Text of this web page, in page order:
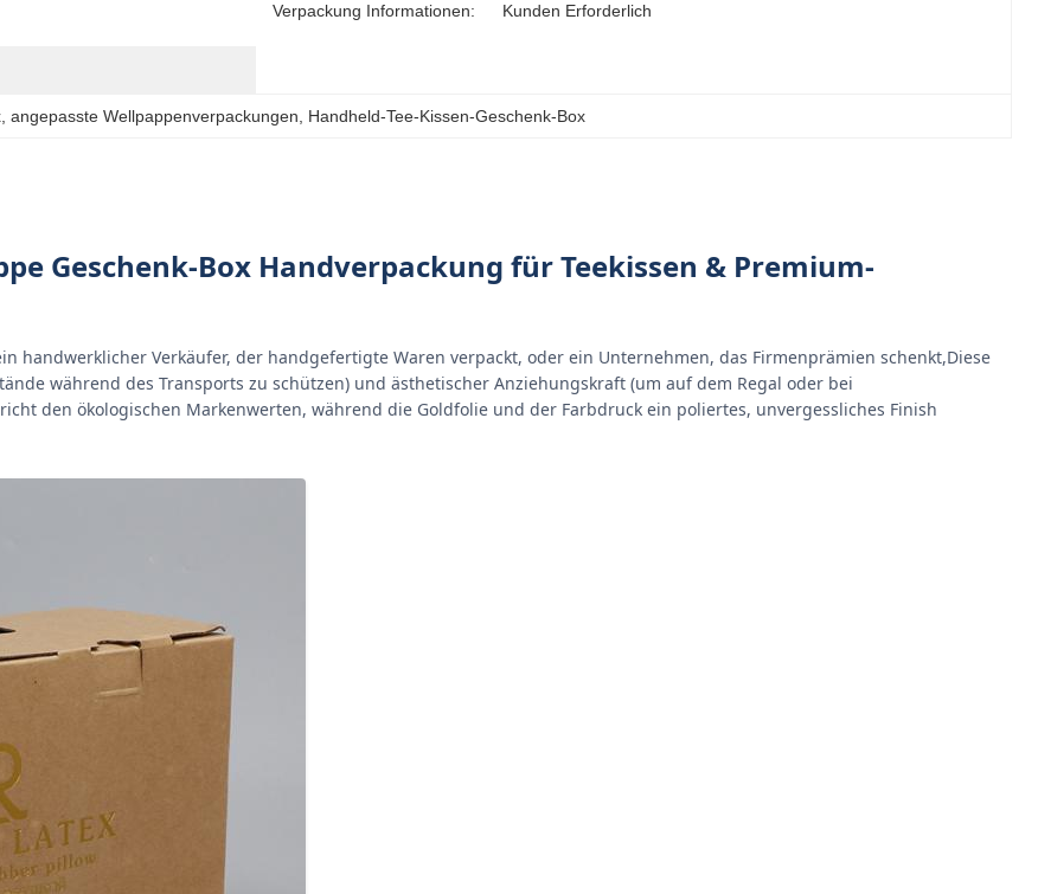
Verpackung Informationen: Kunden Erforderlich
angepasste Wellpappenverpackungen Handheld-Tee-Kissen-Geschenk-Box
Geschenk-Box Handverpackung für Teekissen & Premium-
handwerklicher Verkäufer, der handgefertigte Waren verpackt, oder ein Unternehmen, das Firmenprämien schenkt,Diese
während des Transports zu schützen) und ästhetischer Anziehungskraft (um auf dem Regal oder bei
den ökologischen Markenwerten, während die Goldfolie und der Farbdruck ein poliertes, unvergessliches Finish